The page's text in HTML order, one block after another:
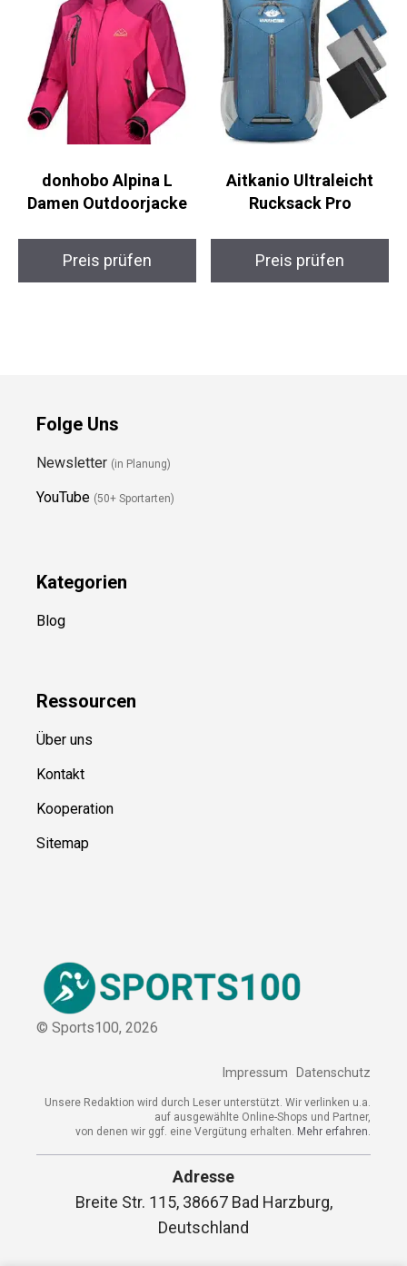
donhobo Alpina L
Damen Outdoorjacke
Preis prüfen
Aitkanio Ultraleicht
Rucksack Pro
Preis prüfen
Folge Uns
Newsletter (in Planung)
YouTube (50+ Sportarten)
Kategorien
Blog
Ressourcen
Über uns
Kontakt
Kooperation
Sitemap
© Sports100, 2026
Impressum Datenschutz
Unsere Redaktion wird durch Leser unterstützt. Wir verlinken u.a.
auf ausgewählte Online-Shops und Partner,
von denen wir ggf. eine Vergütung erhalten. Mehr erfahren.
Adresse
Breite Str. 115, 38667 Bad Harzburg,
Deutschland